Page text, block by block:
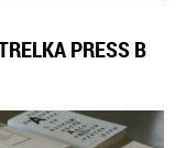
PRESS В